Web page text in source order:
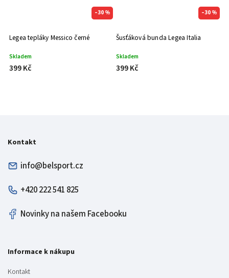
–30 %
Legea tepláky Messico černé
Skladem
399 Kč
–30 %
Šusťáková bunda Legea Italia
Skladem
399 Kč
Kontakt
info@belsport.cz
+420 222 541 825
Novinky na našem Facebooku
Informace k nákupu
Kontakt